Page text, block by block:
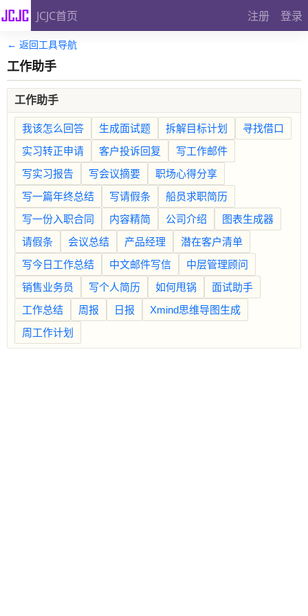
JCJC首页 注册 登录
← 返回工具导航
工作助手
工作助手
我该怎么回答 生成面试题 拆解目标计划
寻找借口
实习转正申请
客户投诉回复
写工作邮件
写实习报告
写会议摘要
职场心得分享
写一篇年终总结
写请假条
船员求职简历
写一份入职合同
内容精简 公司介绍
图表生成器
请假条
会议总结 产品经理
潜在客户清单
写今日工作总结
中文邮件写信
中层管理顾问
销售业务员
写个人简历 如何甩锅
面试助手
工作总结
周报 日报
Xmind思维导图生成
周工作计划